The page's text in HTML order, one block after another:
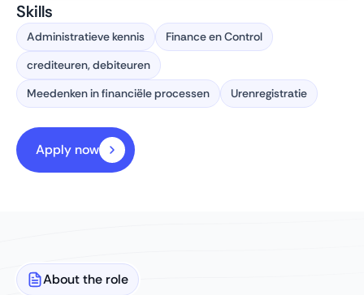
Skills
Administratieve kennis
Finance en Control
crediteuren, debiteuren
Meedenken in financiële processen
Urenregistratie
Apply now
About the role